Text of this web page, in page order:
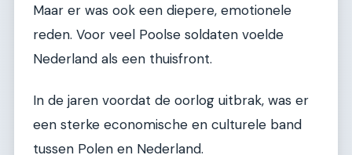
Maar er was ook een diepere, emotionele
reden. Voor veel Poolse soldaten voelde
Nederland als een thuisfront.
In de jaren voordat de oorlog uitbrak, was er
een sterke economische en culturele band
tussen Polen en Nederland.